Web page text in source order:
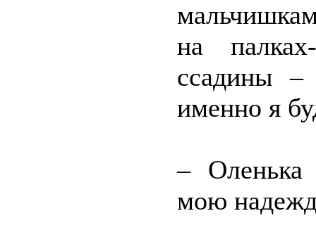
на
ссадины
именно я
– Оленька
мою